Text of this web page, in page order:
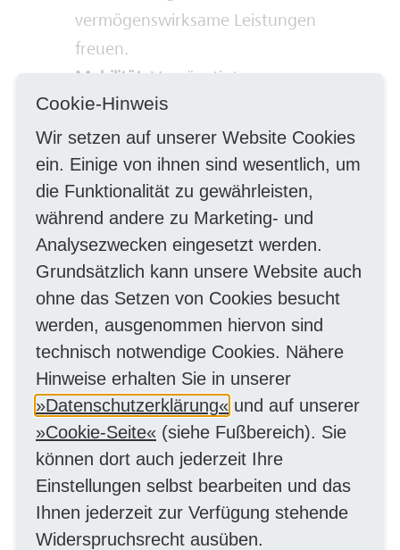
vermögenswirksame Leistungen
freuen.
Mobilität: Vergünstigte
Mitarbeitenden & Familientickets,
Tankgutschein, kostenlose Welo-
Minuten und Top-Leasing-Angebote
für Fahrräder & E-Bikes.
Gesundheit: Profitiere von unserem
Gesundheitsprogramm sowie
exklusiven Vorteilen beim Urban
Sportsclub - auch für Deine Familie.
Flexible und planbare Arbeitszeiten:
für bessere Vereinbarkeit von Beruf
und Privatleben. Teilnahme am
Wunschdienstplan ist möglich.
Umweltfreundliche und
mitarbeiterfreundliche
Unterstützungen:gestellte
Dienstkleidung und
Cookie-Hinweis
Wir setzen auf unserer Website Cookies
ein. Einige von ihnen sind wesentlich, um
die Funktionalität zu gewährleisten,
während andere zu Marketing- und
Analysezwecken eingesetzt werden.
Grundsätzlich kann unsere Website auch
ohne das Setzen von Cookies besucht
werden, ausgenommen hiervon sind
technisch notwendige Cookies. Nähere
Hinweise erhalten Sie in unserer
Datenschutzerklärung
und auf unserer
Cookie-Seite
(siehe Fußbereich). Sie
können dort auch jederzeit Ihre
Einstellungen selbst bearbeiten und das
Ihnen jederzeit zur Verfügung stehende
Widerspruchsrecht ausüben.